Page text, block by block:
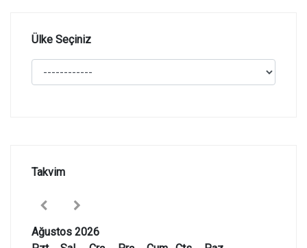
Ülke Seçiniz
Takvim
Ağustos 2026